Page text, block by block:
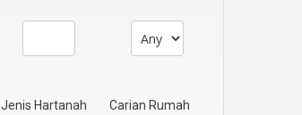
Jenis Hartanah Carian Rumah